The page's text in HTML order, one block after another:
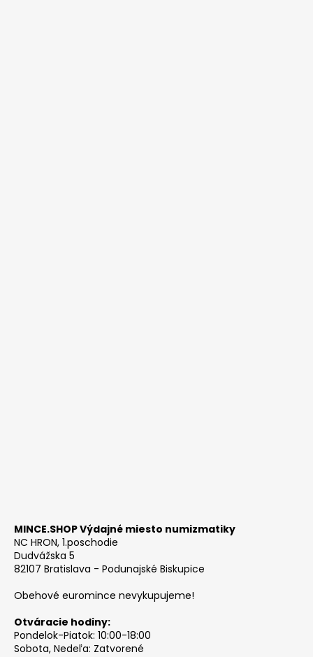
MINCE.SHOP Výdajné miesto numizmatiky
NC HRON, 1.poschodie
Dudvážska 5
82107 Bratislava - Podunajské Biskupice
Obehové euromince nevykupujeme!
Otváracie hodiny:
Pondelok-Piatok: 10:00-18:00
Sobota, Nedeľa: Zatvorené